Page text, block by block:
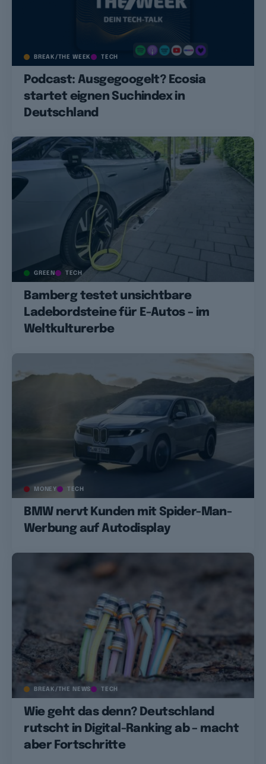
BREAK/THE WEEK TECH
Podcast: Ausgegoogelt? Ecosia
startet eignen Suchindex in
Deutschland
GREEN TECH
Bamberg testet unsichtbare
Ladebordsteine für E-Autos – im
Weltkulturerbe
MONEY TECH
BMW nervt Kunden mit Spider-Man-
Werbung auf Autodisplay
BREAK/THE NEWS TECH
Wie geht das denn? Deutschland
rutscht in Digital-Ranking ab – macht
aber Fortschritte